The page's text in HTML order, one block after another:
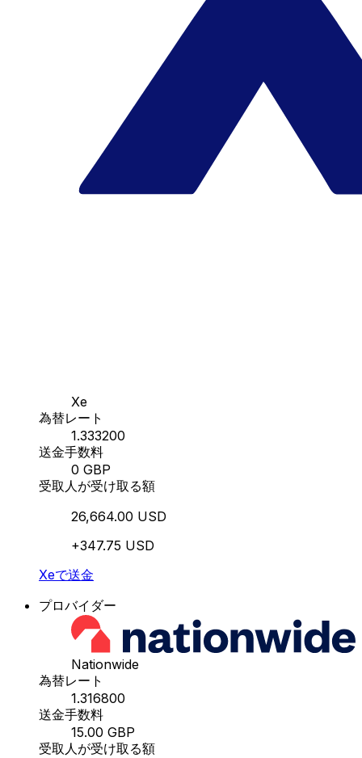
Xe
為替レート
1.333200
送金手数料
0 GBP
受取人が受け取る額
26,664.00 USD
+347.75 USD
Xeで送金
プロバイダー
Nationwide
為替レート
1.316800
送金手数料
15.00 GBP
受取人が受け取る額